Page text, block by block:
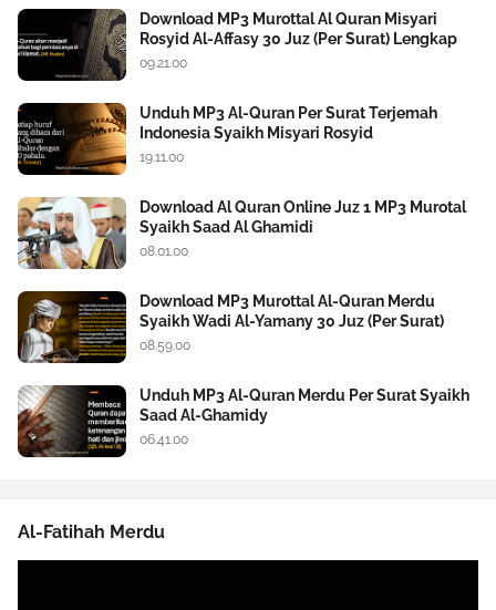
Download MP3 Murottal Al Quran Misyari
Rosyid Al-Affasy 30 Juz (Per Surat) Lengkap
09.21.00
Unduh MP3 Al-Quran Per Surat Terjemah
Indonesia Syaikh Misyari Rosyid
19.11.00
Download Al Quran Online Juz 1 MP3 Murotal
Syaikh Saad Al Ghamidi
08.01.00
Download MP3 Murottal Al-Quran Merdu
Syaikh Wadi Al-Yamany 30 Juz (Per Surat)
08.59.00
Unduh MP3 Al-Quran Merdu Per Surat Syaikh
Saad Al-Ghamidy
06.41.00
Al-Fatihah Merdu